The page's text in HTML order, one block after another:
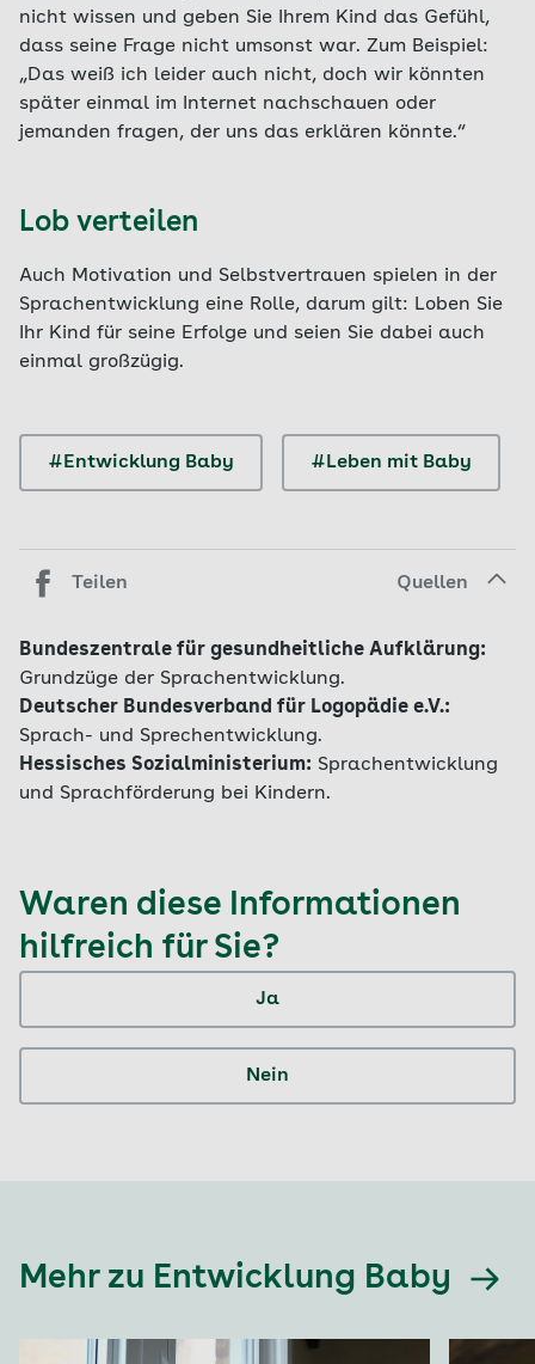
nicht wissen und geben Sie Ihrem Kind das Gefühl,
dass seine Frage nicht umsonst war. Zum Beispiel:
„Das weiß ich leider auch nicht, doch wir könnten
später einmal im Internet nachschauen oder
jemanden fragen, der uns das erklären könnte.“
Lob verteilen
Auch Motivation und Selbstvertrauen spielen in der
Sprachentwicklung eine Rolle, darum gilt: Loben Sie
Ihr Kind für seine Erfolge und seien Sie dabei auch
einmal großzügig.
#Entwicklung Baby #Leben mit Baby
Teilen Quellen
Bundeszentrale für gesundheitliche Aufklärung:
Grundzüge der Sprachentwicklung.
Deutscher Bundesverband für Logopädie e.V.:
Sprach- und Sprechentwicklung.
Hessisches Sozialministerium: Sprachentwicklung
und Sprachförderung bei Kindern.
Waren diese Informationen
hilfreich für Sie?
Ja
Nein
Mehr zu Entwicklung Baby